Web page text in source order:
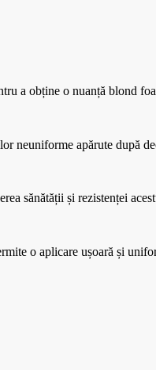
a obține o nuanță blond
neuniforme apărute după
sănătății și rezistenței
o aplicare ușoară și